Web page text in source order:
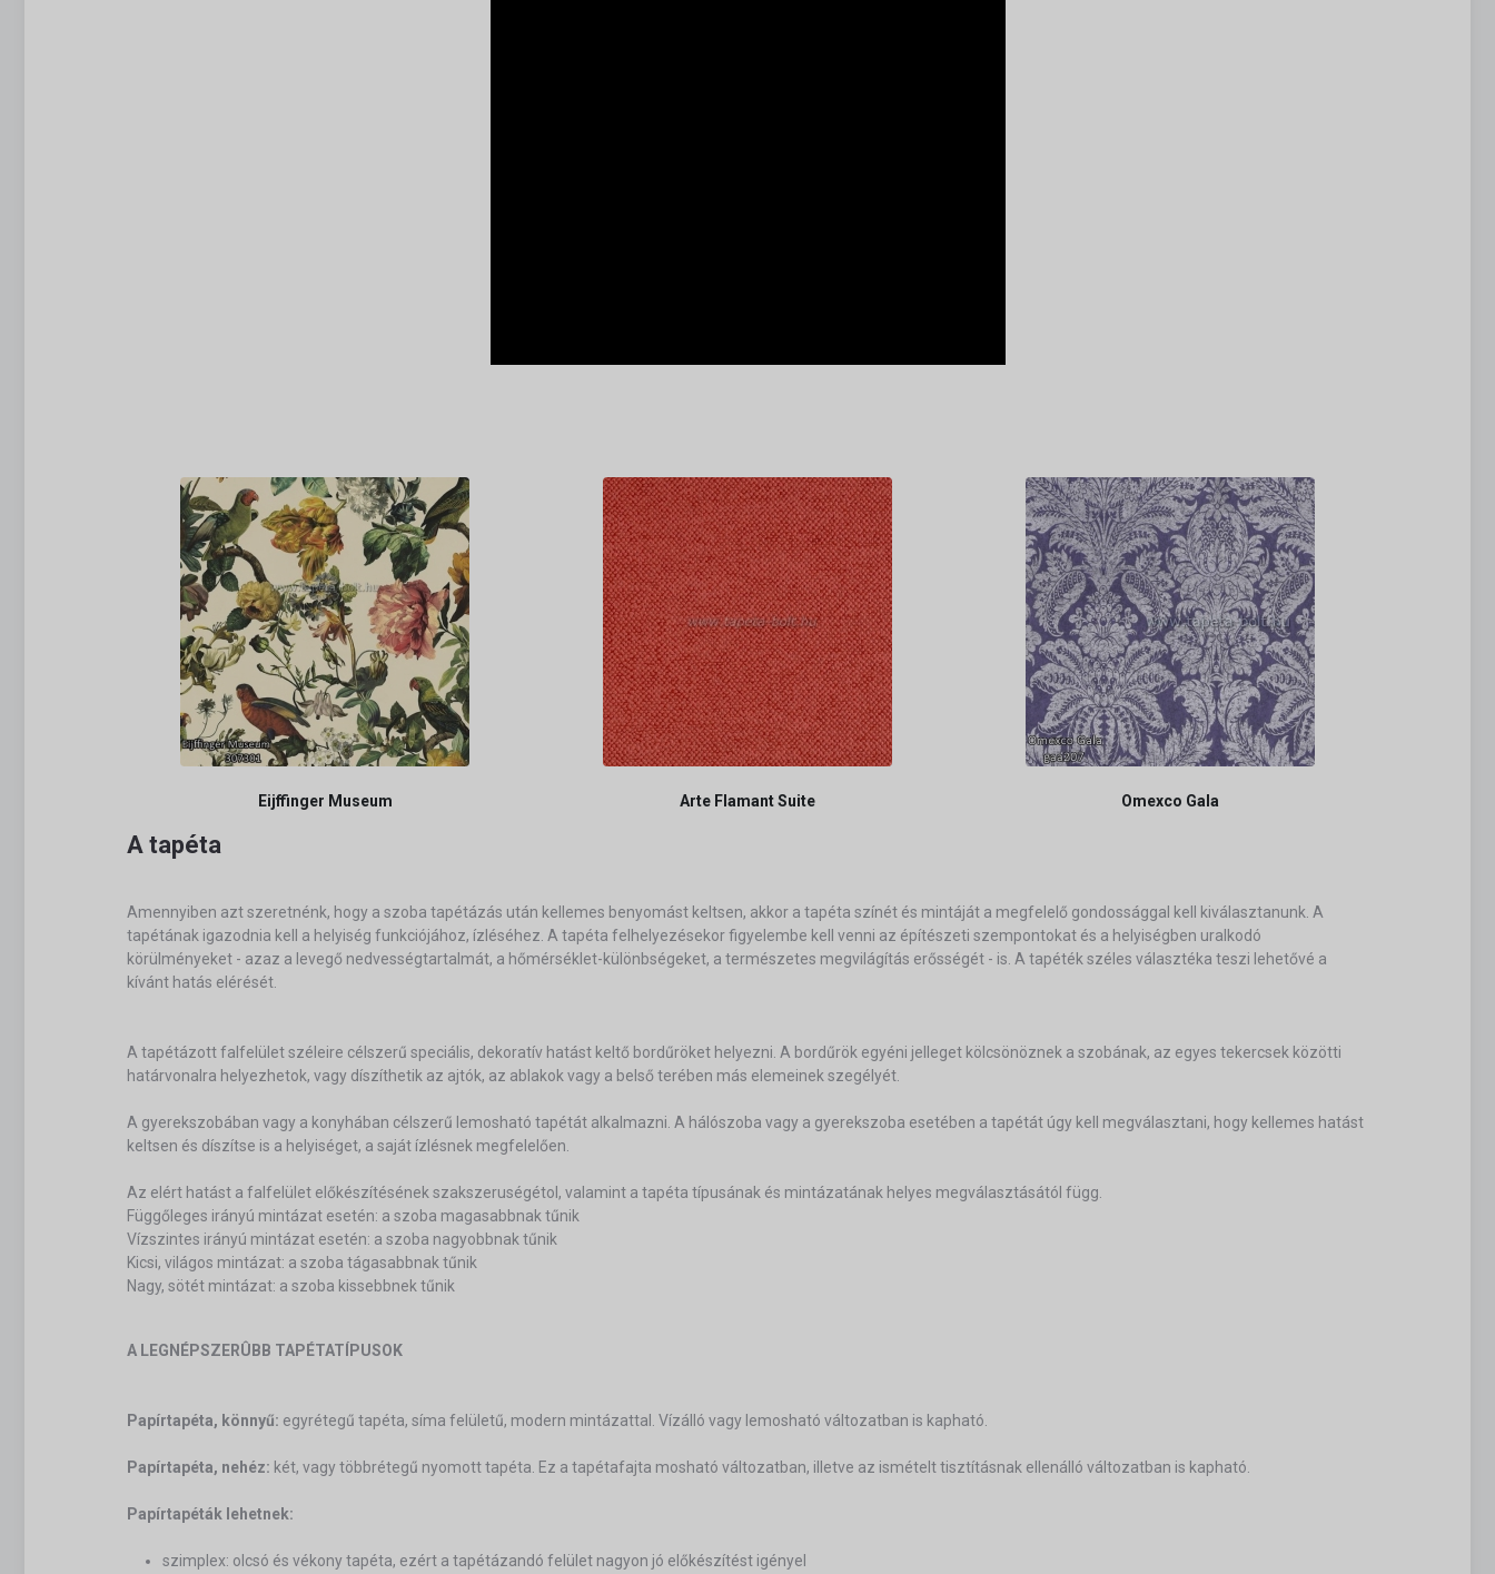
Eijffinger Museum Arte Flamant Suite Omexco Gala
A tapéta
Amennyiben azt szeretnénk, hogy a szoba tapétázás után kellemes benyomást keltsen, akkor a tapéta színét és mintáját a megfelelő gondossággal kell kiválasztanunk. A
tapétának igazodnia kell a helyiség funkciójához, ízléséhez. A tapéta felhelyezésekor figyelembe kell venni az építészeti szempontokat és a helyiségben uralkodó
körülményeket - azaz a levegő nedvességtartalmát, a hőmérséklet-különbségeket, a természetes megvilágítás erősségét - is. A tapéték széles választéka teszi lehetővé a
kívánt hatás elérését.
A tapétázott falfelület széleire célszerű speciális, dekoratív hatást keltő bordűröket helyezni. A bordűrök egyéni jelleget kölcsönöznek a szobának, az egyes tekercsek közötti
határvonalra helyezhetok, vagy díszíthetik az ajtók, az ablakok vagy a belső terében más elemeinek szegélyét.
A gyerekszobában vagy a konyhában célszerű lemosható tapétát alkalmazni. A hálószoba vagy a gyerekszoba esetében a tapétát úgy kell megválasztani, hogy kellemes hatást
keltsen és díszítse is a helyiséget, a saját ízlésnek megfelelően.
Az elért hatást a falfelület előkészítésének szakszeruségétol, valamint a tapéta típusának és mintázatának helyes megválasztásától függ.
Függőleges irányú mintázat esetén: a szoba magasabbnak tűnik
Vízszintes irányú mintázat esetén: a szoba nagyobbnak tűnik
Kicsi, világos mintázat: a szoba tágasabbnak tűnik
Nagy, sötét mintázat: a szoba kissebbnek tűnik
A LEGNÉPSZERÛBB TAPÉTATÍPUSOK
Papírtapéta, könnyű: egyrétegű tapéta, síma felületű, modern mintázattal. Vízálló vagy lemosható változatban is kapható.
Papírtapéta, nehéz: két, vagy többrétegű nyomott tapéta. Ez a tapétafajta mosható változatban, illetve az ismételt tisztításnak ellenálló változatban is kapható.
Papírtapéták lehetnek:
szimplex: olcsó és vékony tapéta, ezért a tapétázandó felület nagyon jó előkészítést igényel